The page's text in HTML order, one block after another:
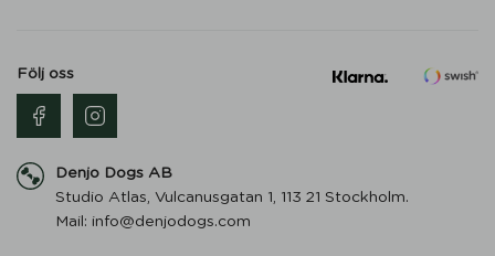
Denjo Dogs AB
Studio Atlas, Vulcanusgatan 1, 113 21 Stockholm.
Mail: info@denjodogs.com
Följ oss